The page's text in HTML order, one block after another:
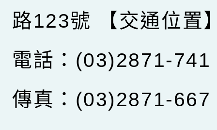
路123號
【交通位置
電話：(03)2871-741
傳真：(03)2871-667